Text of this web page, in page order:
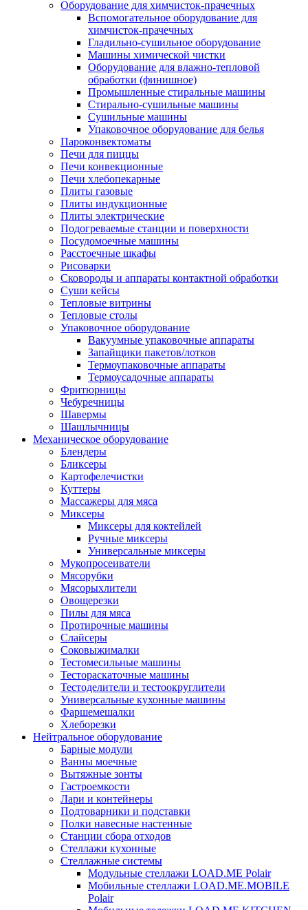
Оборудование для химчисток-прачечных
Вспомогательное оборудование для
химчисток-прачечных
Гладильно-сушильное оборудование
Машины химической чистки
Оборудование для влажно-тепловой
обработки (финишное)
Промышленные стиральные машины
Стирально-сушильные машины
Сушильные машины
Упаковочное оборудование для белья
Пароконвектоматы
Печи для пиццы
Печи конвекционные
Печи хлебопекарные
Плиты газовые
Плиты индукционные
Плиты электрические
Подогреваемые станции и поверхности
Посудомоечные машины
Расстоечные шкафы
Рисоварки
Сковороды и аппараты контактной обработки
Суши кейсы
Тепловые витрины
Тепловые столы
Упаковочное оборудование
Вакуумные упаковочные аппараты
Запайщики пакетов/лотков
Термоупаковочные аппараты
Термоусадочные аппараты
Фритюрницы
Чебуречницы
Шавермы
Шашлычницы
Механическое оборудование
Блендеры
Бликсеры
Картофелечистки
Куттеры
Массажеры для мяса
Миксеры
Миксеры для коктейлей
Ручные миксеры
Универсальные миксеры
Мукопросеиватели
Мясорубки
Мясорыхлители
Овощерезки
Пилы для мяса
Протирочные машины
Слайсеры
Соковыжималки
Тестомесильные машины
Тестораскаточные машины
Тестоделители и тестоокруглители
Универсальные кухонные машины
Фаршемешалки
Хлеборезки
Нейтральное оборудование
Барные модули
Ванны моечные
Вытяжные зонты
Гастроемкости
Лари и контейнеры
Подтоварники и подставки
Полки навесные настенные
Станции сбора отходов
Стеллажи кухонные
Стеллажные системы
Модульные стеллажи LOAD.ME Polair
Мобильные стеллажи LOAD.ME.MOBILE
Polair